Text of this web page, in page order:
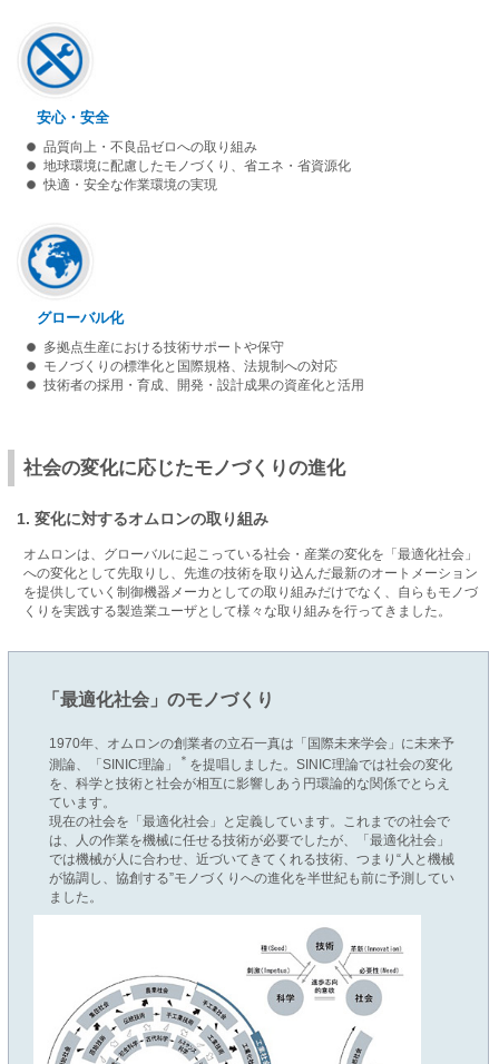
安心・安全
品質向上・不良品ゼロへの取り組み
地球環境に配慮したモノづくり、省エネ・省資源化
快適・安全な作業環境の実現
グローバル化
多拠点生産における技術サポートや保守
モノづくりの標準化と国際規格、法規制への対応
技術者の採用・育成、開発・設計成果の資産化と活用
社会の変化に応じたモノづくりの進化
1. 変化に対するオムロンの取り組み
オムロンは、グローバルに起こっている社会・産業の変化を「最適化社会」
への変化として先取りし、先進の技術を取り込んだ最新のオートメーション
を提供していく制御機器メーカとしての取り組みだけでなく、自らもモノづ
くりを実践する製造業ユーザとして様々な取り組みを行ってきました。
「最適化社会」のモノづくり
1970年、オムロンの創業者の立石一真は「国際未来学会」に未来予
測論、「SINIC理論」
＊ を提唱しました。SINIC理論では社会の変化
を、科学と技術と社会が相互に影響しあう円環論的な関係でとらえ
ています。
現在の社会を「最適化社会」と定義しています。これまでの社会で
は、人の作業を機械に任せる技術が必要でしたが、「最適化社会」
では機械が人に合わせ、近づいてきてくれる技術、つまり“人と機械
が協調し、協創する”モノづくりへの進化を半世紀も前に予測してい
ました。